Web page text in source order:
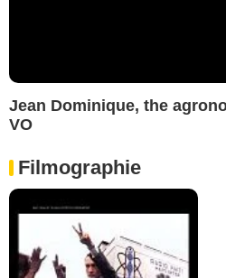
Jean Dominique, the
VO
Filmographie